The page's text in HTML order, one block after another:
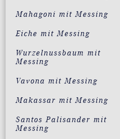
Mahagoni mit Messing
Eiche mit Messing
Wurzelnussbaum mit
Messing
Vavona mit Messing
Makassar mit Messing
Santos Palisander mit
Messing